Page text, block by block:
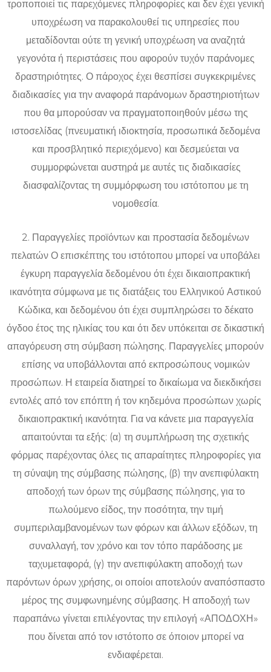
τροποποιεί τις παρεχόμενες πληροφορίες και δεν έχει γενική
υποχρέωση να παρακολουθεί τις υπηρεσίες που
μεταδίδονται ούτε τη γενική υποχρέωση να αναζητά
γεγονότα ή περιστάσεις που αφορούν τυχόν παράνομες
δραστηριότητες. Ο πάροχος έχει θεσπίσει συγκεκριμένες
διαδικασίες για την αναφορά παράνομων δραστηριοτήτων
που θα μπορούσαν να πραγματοποιηθούν μέσω της
ιστοσελίδας (πνευματική ιδιοκτησία, προσωπικά δεδομένα
και προσβλητικό περιεχόμενο) και δεσμεύεται να
συμμορφώνεται αυστηρά με αυτές τις διαδικασίες
διασφαλίζοντας τη συμμόρφωση του ιστότοπου με τη
νομοθεσία.
2. Παραγγελίες προϊόντων και προστασία δεδομένων
πελατών Ο επισκέπτης του ιστότοπου μπορεί να υποβάλει
έγκυρη παραγγελία δεδομένου ότι έχει δικαιοπρακτική
ικανότητα σύμφωνα με τις διατάξεις του Ελληνικού Αστικού
Κώδικα, και δεδομένου ότι έχει συμπληρώσει το δέκατο
όγδοο έτος της ηλικίας του και ότι δεν υπόκειται σε δικαστική
απαγόρευση στη σύμβαση πώλησης. Παραγγελίες μπορούν
επίσης να υποβάλλονται από εκπροσώπους νομικών
προσώπων. Η εταιρεία διατηρεί το δικαίωμα να διεκδικήσει
εντολές από τον επόπτη ή τον κηδεμόνα προσώπων χωρίς
δικαιοπρακτική ικανότητα. Για να κάνετε μια παραγγελία
απαιτούνται τα εξής: (α) τη συμπλήρωση της σχετικής
φόρμας παρέχοντας όλες τις απαραίτητες πληροφορίες για
τη σύναψη της σύμβασης πώλησης, (β) την ανεπιφύλακτη
αποδοχή των όρων της σύμβασης πώλησης, για το
πωλούμενο είδος, την ποσότητα, την τιμή
συμπεριλαμβανομένων των φόρων και άλλων εξόδων, τη
συναλλαγή, τον χρόνο και τον τόπο παράδοσης με
ταχυμεταφορά, (γ) την ανεπιφύλακτη αποδοχή των
παρόντων όρων χρήσης, οι οποίοι αποτελούν αναπόσπαστο
μέρος της συμφωνημένης σύμβασης. Η αποδοχή των
παραπάνω γίνεται επιλέγοντας την επιλογή «ΑΠΟΔΟΧΗ»
που δίνεται από τον ιστότοπο σε όποιον μπορεί να
ενδιαφέρεται.